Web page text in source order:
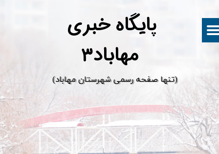
پایگاه خبری
​(تنها صفحه رسمی شهرستان مهاباد)